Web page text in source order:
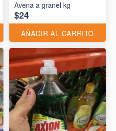
Avena a granel kg
$24
AÑADIR AL CARRITO